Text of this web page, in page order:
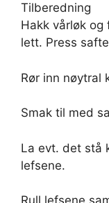
Tilberedning
Hakk vårløk og
lett. Press
Rør inn nøytral
Smak til med
La evt. det stå
lefsene.